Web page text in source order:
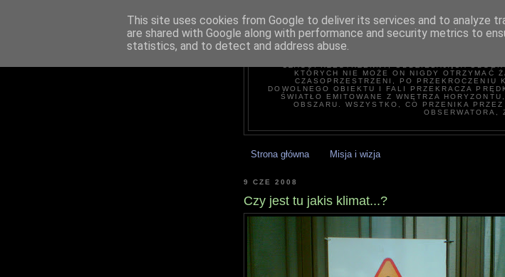
HORYZONT
KTÓRYCH NIE MOŻE ON NIGDY OTRZYMAĆ
CZASOPRZESTRZENI, PO PRZEKROCZENIU
DOWOLNEGO OBIEKTU I FALI PRZEKRACZA
ŚWIATŁO EMITOWANE Z WNĘTRZA
OBSZARU. WSZYSTKO, CO PRZENIKA
OBSERWATORA,
Strona główna Misja i wizja
9 CZE 2008
Czy jest tu jakis klimat...?
This site uses cookies from Google to deliver its services and to analyze
are shared with Google along with performance and security metrics to
statistics, and to detect and address abuse.